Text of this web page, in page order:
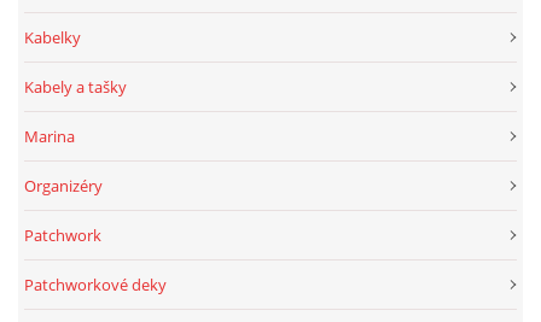
Kabelky
Kabely a tašky
Marina
Organizéry
Patchwork
Patchworkové deky